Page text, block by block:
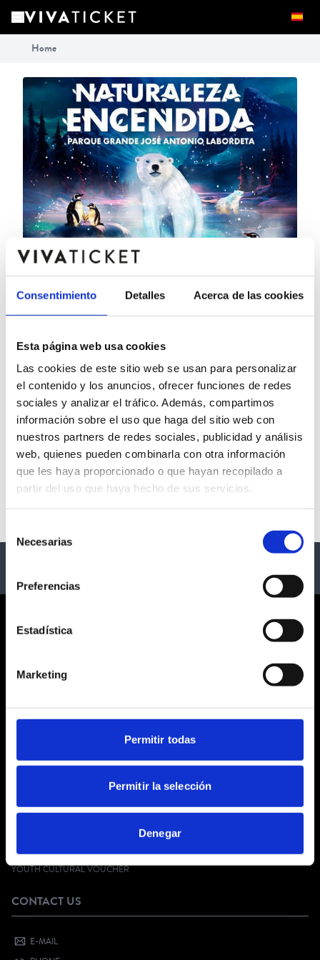
Consentimiento Detalles Acerca de las cookies
Esta página web usa cookies
Las cookies de este sitio web se usan para personalizar
el contenido y los anuncios, ofrecer funciones de redes
sociales y analizar el tráfico. Además, compartimos
información sobre el uso que haga del sitio web con
nuestros partners de redes sociales, publicidad y análisis
web, quienes pueden combinarla con otra información
que les haya proporcionado o que hayan recopilado a
partir del uso que haya hecho de sus servicios.
de Necesarias
Preferencias
Estadística
Marketing
Permitir todas
Permitir la selección
Denegar
Home
NATURALEZA ENCENDIDA-
ZARAGOZA
Description
NATURALEZA ENCENDIDA- ZARAGOZA
CORPORATE
GENERAL TERMS AND CONDITIONS
CUSTOMER SERVICE
FAQ
SELL YOUR EVENT
YOUTH CULTURAL VOUCHER
CONTACT US
E-MAIL